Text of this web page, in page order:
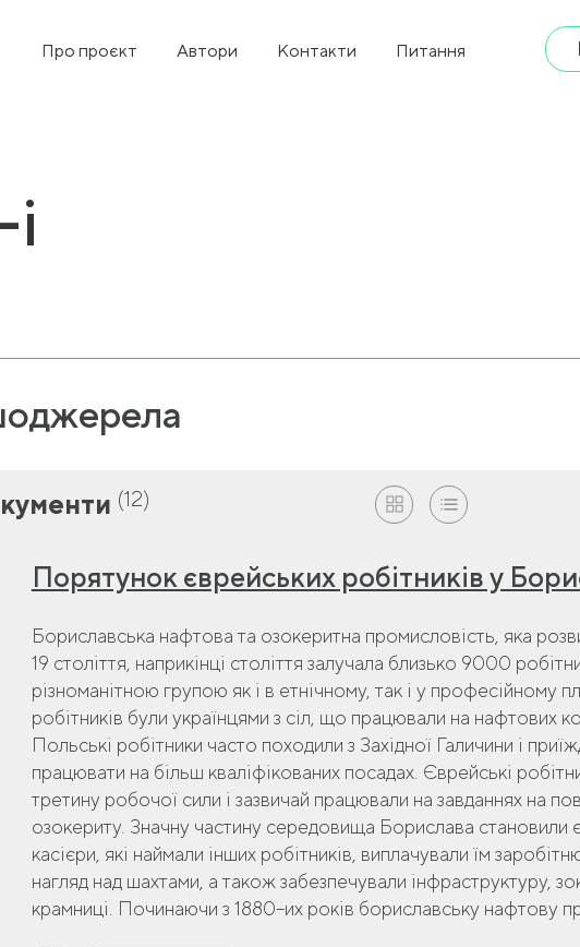
Про проєкт Автори Контакти Питання
(12)
Порятунок єврейських робітників у
Бориславська нафтова та озокеритна промисловість, яка
19 століття, наприкінці століття залучала близько 9000
різноманітною групою як і в етнічному, так і у професійному
робітників були українцями з сіл, що працювали на нафтових
Польські робітники часто походили з Західної Галичини і
працювати на більш кваліфікованих посадах. Єврейські
третину робочої сили і зазвичай працювали на завданнях на
озокериту. Значну частину середовища Борислава становили
касієри, які наймали інших робітників, виплачували їм
нагляд над шахтами, а також забезпечували інфраструктуру,
крамниці. Починаючи з 1880–их років бориславську нафтову